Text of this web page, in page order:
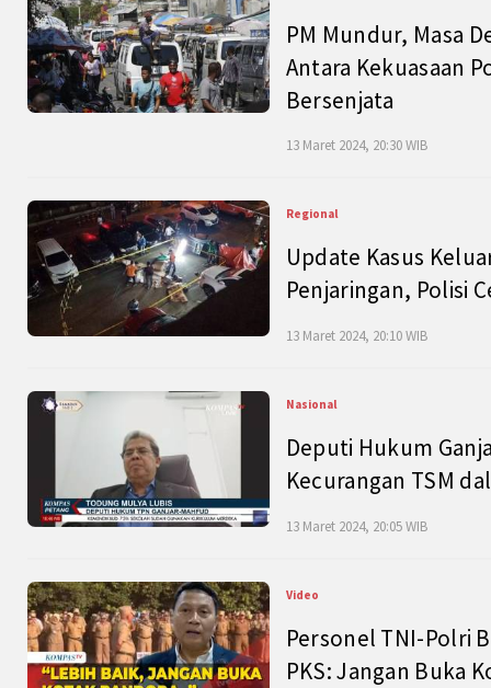
PM Mundur, Masa
Antara Kekuasaan
Bersenjata
13 Maret 2024, 20:30 WIB
Regional
Update Kasus
Penjaringan, Polisi
13 Maret 2024, 20:10 WIB
Nasional
Deputi Hukum
Kecurangan TSM
13 Maret 2024, 20:05 WIB
Video
Personel TNI-Polri
PKS: Jangan Buka